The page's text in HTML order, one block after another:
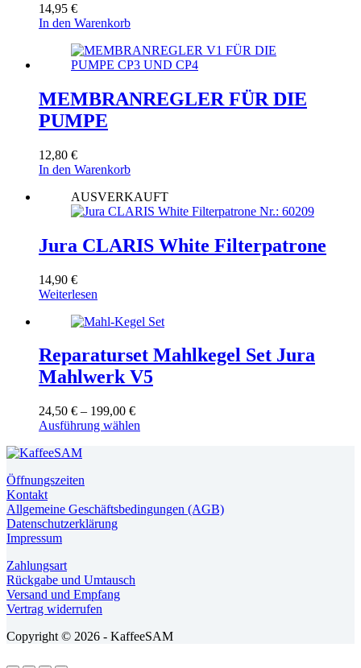
14,95 €
In den Warenkorb
MEMBRANREGLER FÜR DIE
PUMPE
12,80 €
In den Warenkorb
AUSVERKAUFT
Jura CLARIS White Filterpatrone
14,90 €
Weiterlesen
Reparaturset Mahlkegel Set Jura
Mahlwerk V5
24,50 € – 199,00 €Preisspanne:
24,50 €
Ausführung wählen
Die
Öffnungszeiten
Kontakt
Allgemeine Geschäftsbedingungen (AGB)
Datenschutzerklärung
Impressum
Zahlungsart
Rückgabe und Umtausch
Versand und Empfang
Vertrag widerrufen
Copyright © 2026 - KaffeeSAM